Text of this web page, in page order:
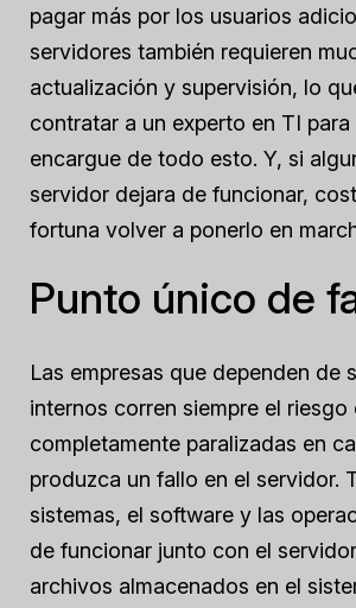
pagar más por los usuarios
servidores también requieren
actualización y supervisión, lo
contratar a un experto en TI para
encargue de todo esto. Y, si
servidor dejara de funcionar,
fortuna volver a ponerlo en
Punto único de
Las empresas que dependen de
internos corren siempre el riesgo
completamente paralizadas en
produzca un fallo en el servidor.
sistemas, el software y las
de funcionar junto con el
archivos almacenados en el